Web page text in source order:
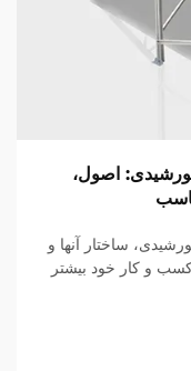
اصول،
ساختار آنها و
و کار خود بیشتر